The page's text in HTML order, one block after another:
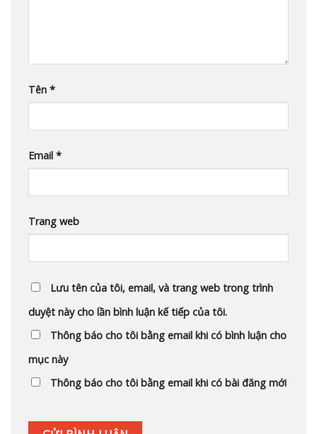
Tên *
Email *
Trang web
Lưu tên của tôi, email, và trang web trong trình
duyệt này cho lần bình luận kế tiếp của tôi.
Thông báo cho tôi bằng email khi có bình luận cho
mục này
Thông báo cho tôi bằng email khi có bài đăng mới